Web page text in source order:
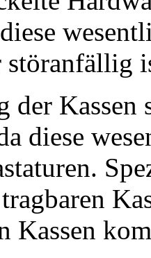
störanfällig
der Kassen
diese
Kassen